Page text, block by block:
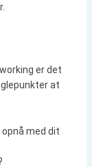
er det
at
opnå med dit